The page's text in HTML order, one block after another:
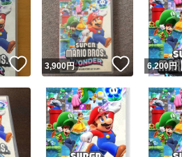
安心取引出品者
安心取引出品者 Yahoo!
取引実績
取引実績◯+ このユ
この
商品画像の 無断転載は禁止
コピーは1商品につき1回で
いいね！
3,900円 いいね！
6,200円